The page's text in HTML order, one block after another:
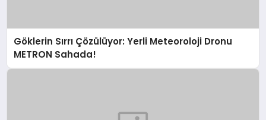
Göklerin Sırrı Çözülüyor: Yerli Meteoroloji Dronu
METRON Sahada!